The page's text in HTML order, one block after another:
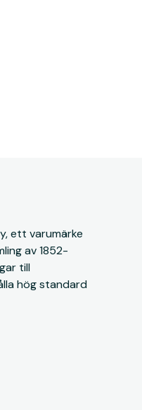
ett varumärke
av 1852-
till
hög standard